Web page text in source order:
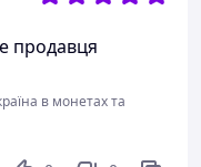
продавця
в монетах та